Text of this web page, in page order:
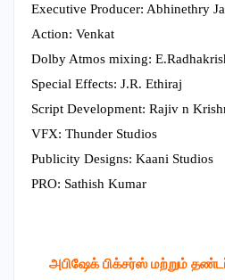
Executive Producer: Abhinethry
Action: Venkat
Dolby Atmos mixing:
Special Effects: J.R. Ethiraj
Script Development: Rajiv n
VFX: Thunder Studios
Publicity Designs: Kaani Studios
PRO: Sathish Kumar
அபிஷேக் பிக்சர்ஸ் மற்றும்